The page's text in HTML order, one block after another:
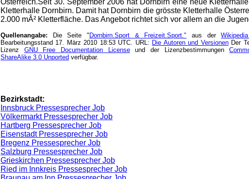
Österreich.Seit 30. September 2006 hat Dornbirn eine neue
Kletterhalle Dornbirn. Damit hat Dornbirn die grösste Kletterhalle
2.000 mÂ² Kletterfläche. Das Angebot richtet sich vor allem an die
Quellenangabe: Die Seite " Dornbirn.Sport & Freizeit.Sport." aus der
Bearbeitungsstand 17. März 2010 18:53 UTC. URL: Die Autoren und VersionenDer
Lizenz GNU Free Documentation Licenseund der Lizenzbestimmungen
ShareAlike 3.0 Unported verfügbar.
Bezirkstadt:
Innsbruck Pressesprecher Job
Völkermarkt Pressesprecher Job
Hartberg Pressesprecher Job
Eisenstadt Pressesprecher Job
Bregenz Pressesprecher Job
Salzburg Pressesprecher Job
Grieskirchen Pressesprecher Job
Ried im Innkreis Pressesprecher Job